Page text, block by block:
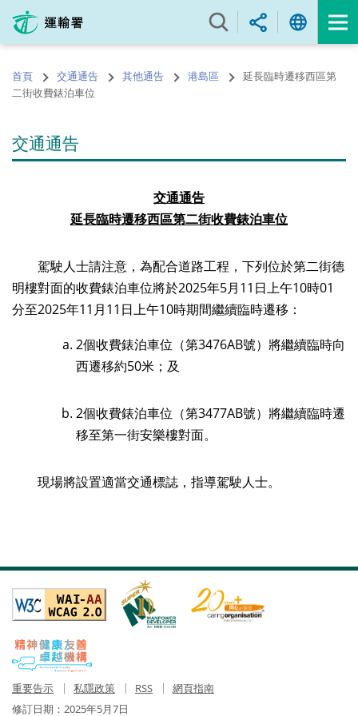
內
的
開
首頁 交通通告 其他通告 港島區
延長臨時遷移西區第
二街收費錶泊車位
交通通告
交通通告
延長臨時遷移西區第二街收費錶泊車位
駕駛人士請注意，為配合道路工程，下列位於第二街德
明樓對面的收費錶泊車位將於2025年5月11日上午10時01
分至2025年11月11日上午10時期間繼續臨時遷移：
2個收費錶泊車位（第3476AB號）將繼續臨時向
西遷移約50米；及
2個收費錶泊車位（第3477AB號）將繼續臨時遷
移至第一街安樂樓對面。
現場將設置適當交通標誌，指導駕駛人士。
重要告示 私隱政策 RSS
網頁指南
修訂日期： 2025年5月7日